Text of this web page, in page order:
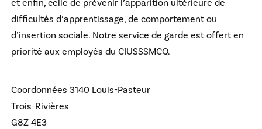
et enfin, celle de prévenir l’apparition ultérieure de
difficultés d’apprentissage, de comportement ou
d’insertion sociale. Notre service de garde est offert en
priorité aux employés du CIUSSSMCQ.
Coordonnées 3140 Louis-Pasteur
Trois-Rivières
G8Z 4E3